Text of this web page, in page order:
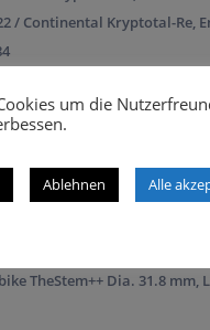
/ Continental Kryptotal-Re,
Vivo
TheStem++ Dia. 31.8 mm,
um die
Ablehnen Alle